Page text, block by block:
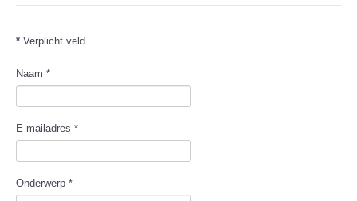
* Verplicht veld
Naam *
E-mailadres *
Onderwerp *